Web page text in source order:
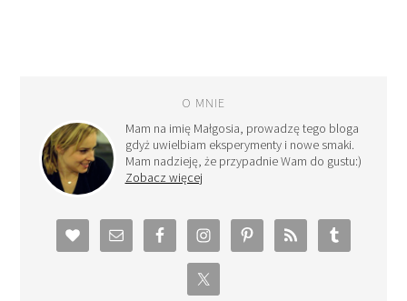
O MNIE
Mam na imię Małgosia, prowadzę tego bloga
gdyż uwielbiam eksperymenty i nowe smaki.
Mam nadzieję, że przypadnie Wam do gustu:)
Zobacz więcej